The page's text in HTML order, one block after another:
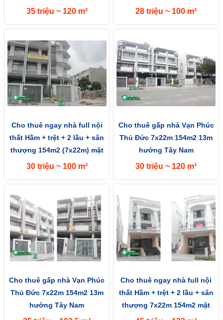
đường lớn 25m
35 triệu ~ 120 m² 28 triệu ~ 100 m²
Cho thuê ngay nhà full nội
thất Hầm + trệt + 2 lầu + sân
thượng 154m2 (7x22m) mặt
tiền đường 13m hướng...
30 triệu ~ 100 m²
Cho thuê gấp nhà Vạn Phúc
Thủ Đức 7x22m 154m2 13m
hướng Tây Nam
30 triệu ~ 120 m²
Cho thuê gấp nhà Vạn Phúc
Thủ Đức 7x22m 154m2 13m
hướng Tây Nam
Cho thuê ngay nhà full nội
thất Hầm + trệt + 2 lầu + sân
thượng 7x22m 154m2 mặt
đường 13m hướng Tây